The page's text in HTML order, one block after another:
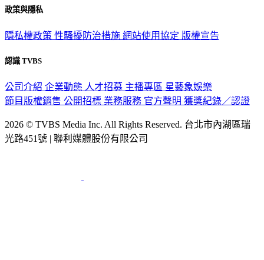
政策與隱私
隱私權政策 性騷擾防治措施 網站使用協定 版權宣告
認識 TVBS
公司介紹 企業動態 人才招募 主播專區 星藝象娛樂
節目版權銷售 公開招標 業務服務 官方聲明 獲獎紀錄／認證
2026 © TVBS Media Inc. All Rights Reserved. 台北市內湖區瑞
光路451號 | 聯利媒體股份有限公司